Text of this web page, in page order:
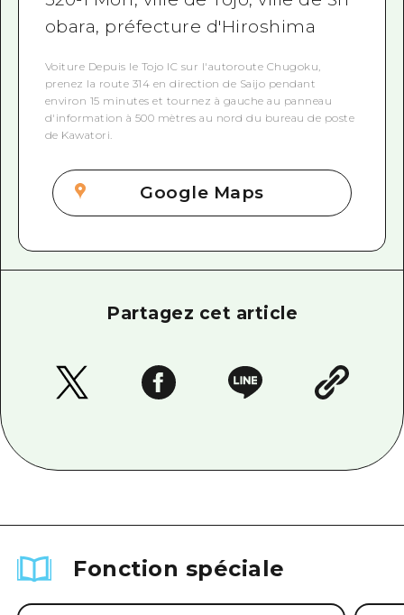
obara, préfecture d'Hiroshima
Voiture Depuis le Tojo IC sur l'autoroute Chugoku,
prenez la route 314 en direction de Saijo pendant
environ 15 minutes et tournez à gauche au panneau
d'information à 500 mètres au nord du bureau de poste
de Kawatori.
Google Maps
Partagez cet article
Fonction spéciale